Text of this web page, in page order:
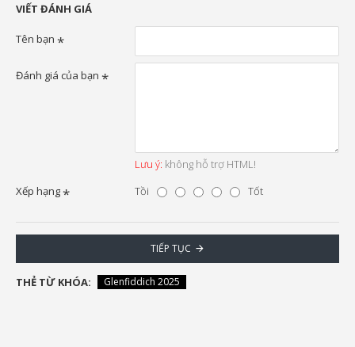
VIẾT ĐÁNH GIÁ
Tên bạn
Đánh giá của bạn
Lưu ý: không hỗ trợ HTML!
Xếp hạng
Tồi Tốt
TIẾP TỤC
THẺ TỪ KHÓA: Glenfiddich 2025